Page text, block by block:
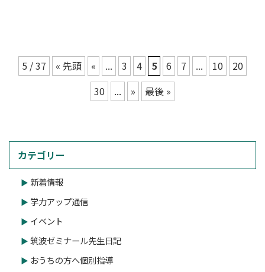
5 / 37 « 先頭 « ... 3 4 5 6 7 ... 10
20
30
... » 最後 »
カテゴリー
新着情報
学力アップ通信
イベント
筑波ゼミナール先生日記
おうちの方へ個別指導